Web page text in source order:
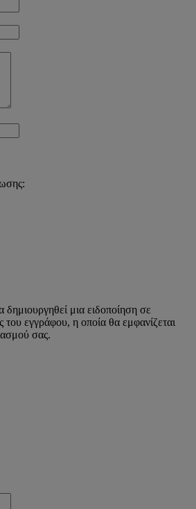
μια ειδοποίηση σε
του εγγράφου, η οποία θα εμφανίζεται
σας.